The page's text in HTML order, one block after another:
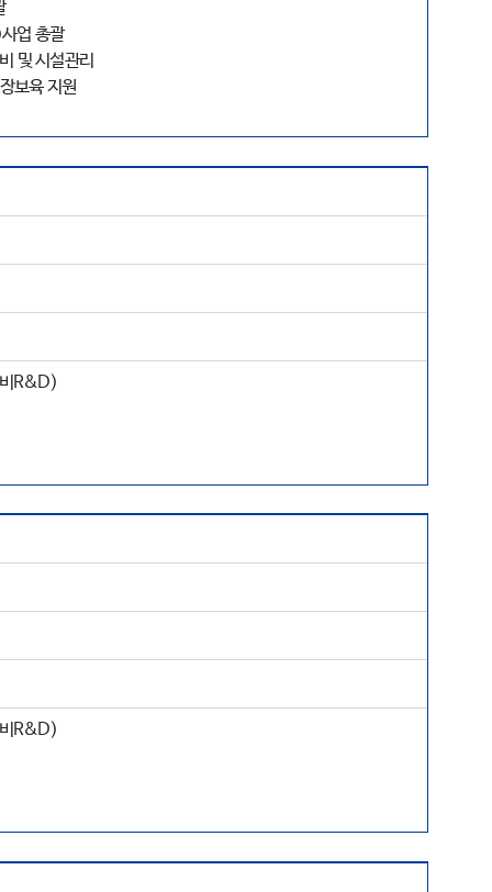
업 총괄
및 시설관리
보육 지원
비R&D)
비R&D)